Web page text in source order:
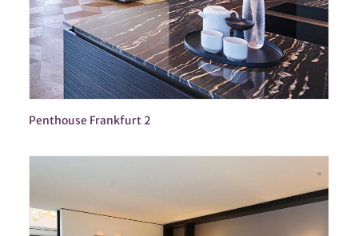
Penthouse Frankfurt 2